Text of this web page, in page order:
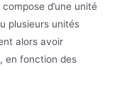
d’une unité
plusieurs unités
alors avoir
en fonction des